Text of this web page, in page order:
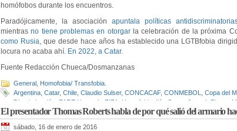
homófobos durante los encuentros.
Paradójicamente, la asociación apuntala políticas
mientrasno tiene problemas en otorgarla celebración de la próxima
como Rusia, que desde hace años ha establecido una LGTBfobia
locura no acaba ahí. En 2022, a Catar.
Fuente Redacción Chueca/Dosmanzanas
General Homofobia/ Transfobia.
Argentina Catar, Chile Claudio Sulser, CONCACAF, CONMEBOL Copa del
Discriminación
FARE Network FIFA Homofobia Ilán Semo Joseph Blatter
Sanciones,Uruguay
El presentador Thomas Roberts habla de por qué salió del armario
sábado, 16 de enero de 2016